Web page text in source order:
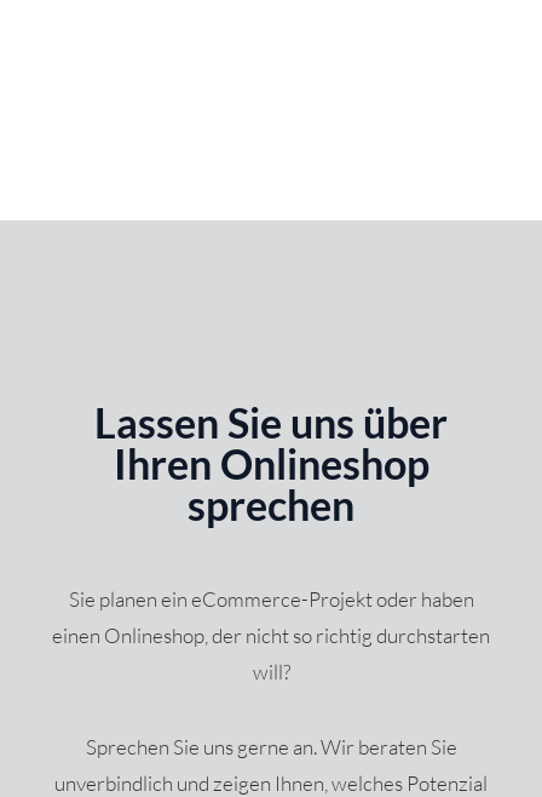
Lassen Sie uns über
Ihren Onlineshop
sprechen
Sie planen ein eCommerce-Projekt oder haben
einen Onlineshop, der nicht so richtig durchstarten
will?
Sprechen Sie uns gerne an. Wir beraten Sie
unverbindlich und zeigen Ihnen, welches Potenzial